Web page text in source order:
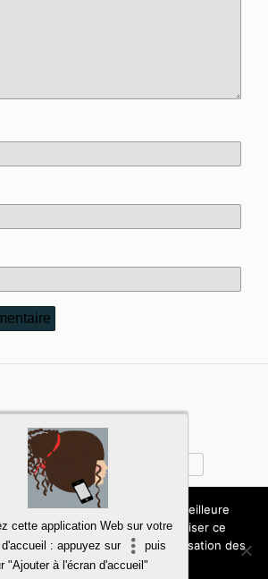
Retour au début
- Tous droits - Expressions d'Enfants
Politique de confidentialité
cookies pour vous garantir la meilleure
site. Si vous continuez à utiliser ce
que vous acceptez l'utilisation des
cookies.
cette application Web sur votre
: appuyez sur
puis
"Ajouter à l'écran d'accueil"